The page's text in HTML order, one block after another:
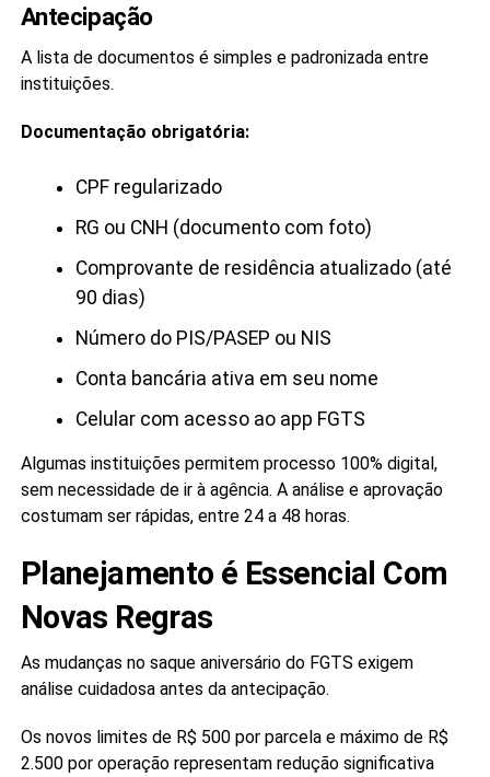
Antecipação
A lista de documentos é simples e padronizada entre
instituições.
Documentação obrigatória:
CPF regularizado
RG ou CNH (documento com foto)
Comprovante de residência atualizado (até
90 dias)
Número do PIS/PASEP ou NIS
Conta bancária ativa em seu nome
Celular com acesso ao app FGTS
Algumas instituições permitem processo 100% digital,
sem necessidade de ir à agência. A análise e aprovação
costumam ser rápidas, entre 24 a 48 horas.
Planejamento é Essencial Com
Novas Regras
As mudanças no saque aniversário do FGTS exigem
análise cuidadosa antes da antecipação.
Os novos limites de R$ 500 por parcela e máximo de R$
2.500 por operação representam redução significativa